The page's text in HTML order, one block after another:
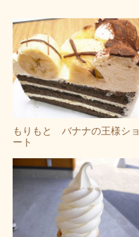
もりもと バナナの王様ショ
ート